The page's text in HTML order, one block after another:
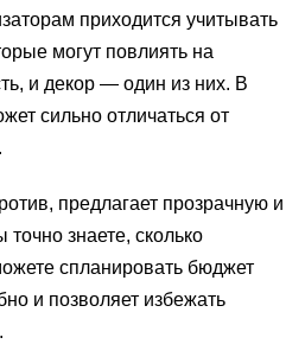
приходится учитывать
могут повлиять на
и декор — один из них. В
сильно отличаться от
предлагает прозрачную и
знаете, сколько
спланировать бюджет
и позволяет избежать